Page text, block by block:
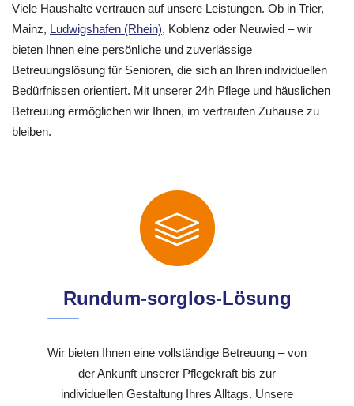
Viele Haushalte vertrauen auf unsere Leistungen. Ob in Trier,
Mainz, Ludwigshafen (Rhein), Koblenz oder Neuwied – wir
bieten Ihnen eine persönliche und zuverlässige
Betreuungslösung für Senioren, die sich an Ihren individuellen
Bedürfnissen orientiert. Mit unserer 24h Pflege und häuslichen
Betreuung ermöglichen wir Ihnen, im vertrauten Zuhause zu
bleiben.
Rundum-sorglos-Lösung
Wir bieten Ihnen eine vollständige Betreuung – von
der Ankunft unserer Pflegekraft bis zur
individuellen Gestaltung Ihres Alltags. Unsere